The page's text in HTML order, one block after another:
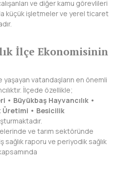
ve diğer kamu görevlileri
küçük işletmeler ve yerel ticaret
İlçe Ekonomisinin
yaşayan vatandaşların en önemli
İlçede özellikle;
• Büyükbaş Hayvancılık •
Üretimi • Besicilik
ve tarım sektöründe
sağlık raporu ve periyodik sağlık